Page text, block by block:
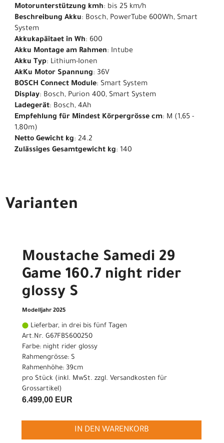
Motorunterstützung kmh: bis 25 km/h
Beschreibung Akku: Bosch, PowerTube 600Wh, Smart
System
Akkukapäitaet in Wh: 600
Akku Montage am Rahmen: Intube
Akku Typ: Lithium-Ionen
AkKu Motor Spannung: 36V
BOSCH Connect Module: Smart System
Display: Bosch, Purion 400, Smart System
Ladegerät: Bosch, 4Ah
Empfehlung für Mindest Körpergrösse cm: M (1,65 -
1,80m)
Netto Gewicht kg: 24.2
Zulässiges Gesamtgewicht kg: 140
Varianten
Moustache Samedi 29
Game 160.7 night rider
glossy S
Modelljahr 2025
Lieferbar, in drei bis fünf Tagen
Art.Nr. G67FBS600250
Farbe: night rider glossy
Rahmengrösse: S
Rahmenhöhe: 39cm
pro Stück (inkl. MwSt. zzgl. Versandkosten für
Grossartikel)
6.499,00 EUR
IN DEN WARENKORB